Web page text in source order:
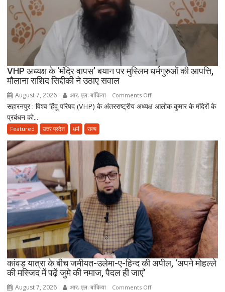
उलेमा
VHP अध्यक्ष के ‘मंदिर वापस’ बयान पर मुस्लिम धर्मगुरुओं की आपत्ति,
मौलाना राशिद सिद्दीकी ने उठाए सवाल
August 7, 2026 आर. एल. बांकिया Comments Offon
VHP
‘मंदिर
बयान
मुस्लिम
धर्मगुरुओं
की
आपत्ति,
मौलाना
राशिद
सिद्दीकी
ने
सहारनपुर : विश्व हिंदू परिषद (VHP) के अंतरराष्ट्रीय अध्यक्ष आलोक कुमार के मंदिरों के
प्रबंधन को...
Featured उत्तर प्रदेश धर्म राज्य
कांवड़ यात्रा के बीच जमीयत-उलेमा-ए-हिन्द की अपील, ‘अपने मोहल्ले
की मस्जिद में पढ़ें जुमे की नमाज, पैदल ही जाएं’
August 7, 2026 आर. एल. बांकिया Comments Offon